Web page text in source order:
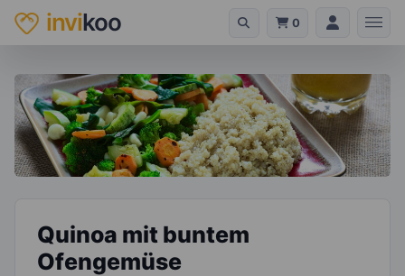
invikoo 0
Quinoa mit buntem
Ofengemüse